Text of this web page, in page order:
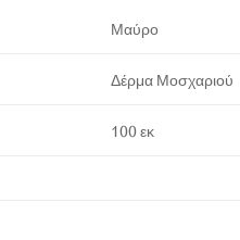
Μαύρο
Δέρμα Μοσχαριού
100 εκ